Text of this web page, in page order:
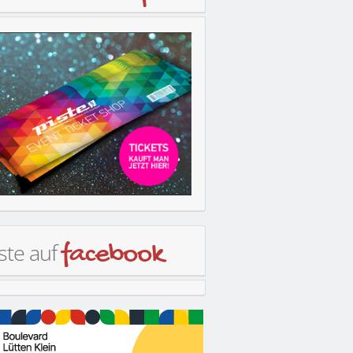
auffacebook